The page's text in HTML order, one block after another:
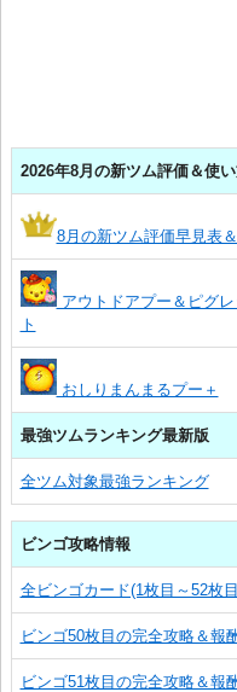
2026年8月の新ツム評価＆使
8月の新ツム評価早見表
アウトドアプー＆ピグレ
ト
おしりまんまるプー＋
最強ツムランキング最新版
全ツム対象最強ランキング
ビンゴ攻略情報
全ビンゴカード(1枚目～52枚
ビンゴ50枚目の完全攻略＆報
ビンゴ51枚目の完全攻略＆報